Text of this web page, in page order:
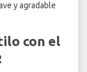
y agradable
con el